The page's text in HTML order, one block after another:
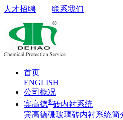
人才招聘 联系我们
首页
ENGLISH
公司概况
宾高德®砖内衬系统
宾高德硼玻璃砖内衬系统简